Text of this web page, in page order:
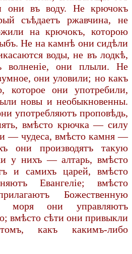
они въ воду. Не крючокъ
съѣдаетъ ржавчина, не
на крючокъ, которою
Не на камнѣ они сидѣли
воды, не въ лодкѣ,
волненіе, они плыли. Не
они уловили; но какъ
которое они употребили,
новы и необыкновенны.
употребляютъ проповѣдь,
вмѣсто крючка — силу
— чудеса, вмѣсто камня —
они производятъ такую
у нихъ — алтарь, вмѣсто
и самихъ царей, вмѣсто
Евангеліе; вмѣсто
Божественную
моря они управляютъ
вмѣсто сѣти они привыкли
какъ какимъ-либо